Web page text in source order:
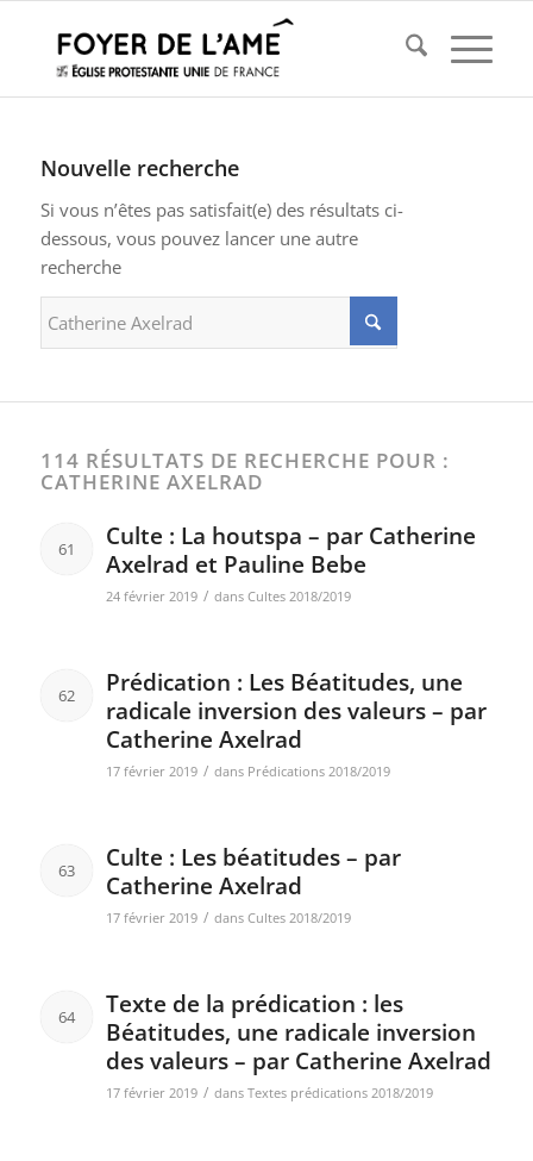
Nouvelle recherche
Si vous n’êtes pas satisfait(e) des résultats ci-
dessous, vous pouvez lancer une autre
recherche
114 RÉSULTATS DE RECHERCHE POUR :
CATHERINE AXELRAD
61
Culte : La houtspa – par Catherine
Axelrad et Pauline Bebe
24 février 2019 / dans Cultes 2018/2019
62
Prédication : Les Béatitudes, une
radicale inversion des valeurs – par
Catherine Axelrad
17 février 2019 / dans Prédications 2018/2019
63
Culte : Les béatitudes – par
Catherine Axelrad
17 février 2019 / dans Cultes 2018/2019
64
Texte de la prédication : les
Béatitudes, une radicale inversion
des valeurs – par Catherine Axelrad
17 février 2019 / dans Textes prédications 2018/2019